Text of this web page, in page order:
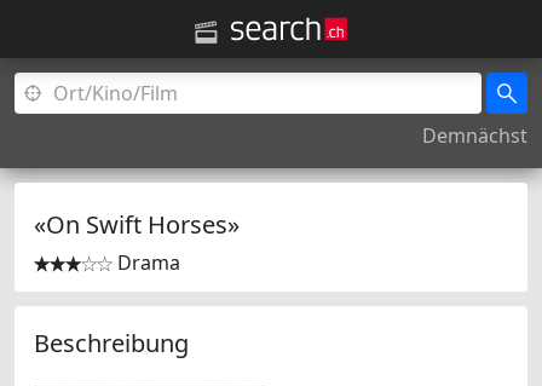
Demnächst
«On Swift Horses»

 Drama
Beschreibung